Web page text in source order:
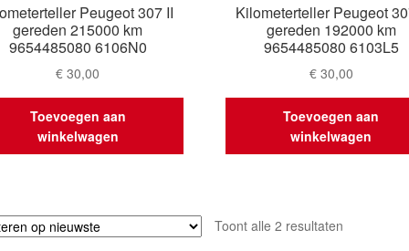
Peugeot 307 II
gereden 215000 km
9654485080 6106N0
€ 30,00
Toevoegen aan
winkelwagen
Kilometerteller Peugeot
gereden 192000 km
9654485080 6103L5
€30,00
Toevoegen aan
winkelwagen
Toont alle 2 resultatenGesorteerd